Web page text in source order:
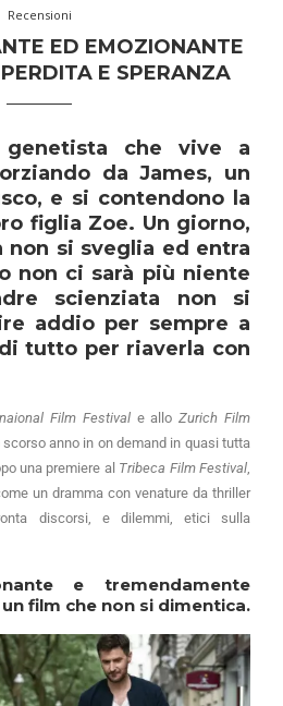
Recensioni
ED EMOZIONANTE
E SPERANZA
che vive a
da James, un
e si contendono la
figlia Zoe. Un giorno,
non si sveglia ed entra
non ci sarà più niente
scienziata non si
addio per sempre a
tutto per riaverla con
Film Festivale allo Zurich Film
anno in on demand in quasi tutta
una premiere al Tribeca Film Festival
un dramma con venature da thriller
discorsi, e dilemmi, etici sulla
e tremendamente
un film che non si dimentica.